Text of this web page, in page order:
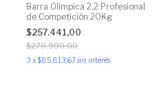
Barra Olimpica 2,2 Profesional
de Competición 20Kg
$257.441,00
$270.990,00
3 x$85.813,67sin interés